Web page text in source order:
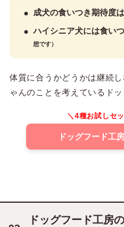
成犬の食いつき期待度
ハイシニア犬には食い
想です）
体質に合うかどうかは継続
ゃんのことを考えているド
＼4種お試しセ
ドッグフード工
ドッグフード工房